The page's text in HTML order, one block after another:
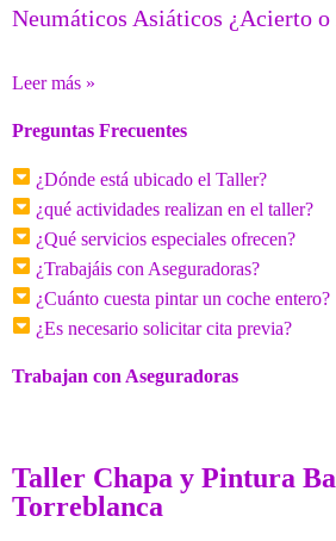
Neumáticos Asiáticos ¿Acierto o
Leer más »
Preguntas Frecuentes
¿Dónde está ubicado el Taller?
¿qué actividades realizan en el taller?
¿Qué servicios especiales ofrecen?
¿Trabajáis con Aseguradoras?
¿Cuánto cuesta pintar un coche entero?
¿Es necesario solicitar cita previa?
Trabajan con Aseguradoras
Taller Chapa y Pintura
Torreblanca